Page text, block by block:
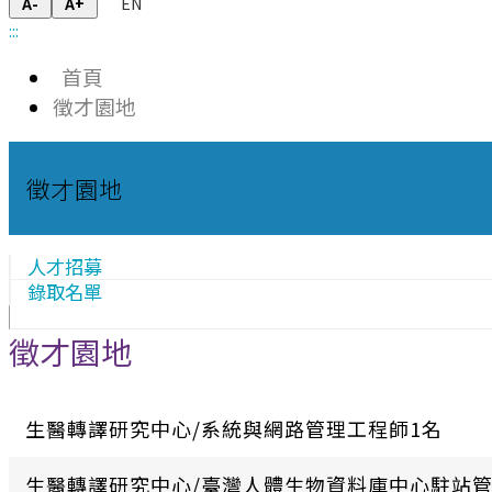
:::
首頁
徵才園地
徵才園地
人才招募
錄取名單
徵才園地
生醫轉譯研究中心/系統與網路管理工程師1名
生醫轉譯研究中心/臺灣人體生物資料庫中心駐站